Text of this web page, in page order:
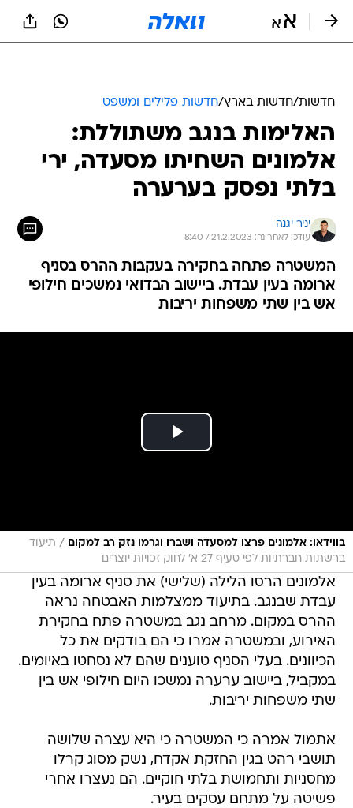
חדשות/חדשות בארץ/חדשות פלילים ומשפט
האלימות בנגב משתוללת:
אלמונים השחיתו מסעדה, ירי
בלתי נפסק בערערה
יניר יגנה
עודכן לאחרונה: 21.2.2023 / 8:40
המשטרה פתחה בחקירה בעקבות ההרס בסניף
ארומה בעין עבדת. ביישוב הבדואי נמשכים חילופי
אש בין שתי משפחות יריבות
בווידאו: אלמונים פרצו למסעדה ושברו וגרמו נזק רב למקום / תיעוד
ברשתות חברתיות לפי סעיף 27 א' לחוק זכויות יוצרים
אלמונים הרסו הלילה (שלישי) את סניף ארומה בעין
עבדת שבנגב. בתיעוד ממצלמות האבטחה נראה
ההרס במקום. מרחב נגב במשטרה פתח בחקירת
האירוע, ובמשטרה אמרו כי הם בודקים את כל
הכיוונים. בעלי הסניף טוענים שהם לא נסחטו באיומים.
במקביל, ביישוב ערערה נמשכו היום חילופי אש בין
שתי משפחות יריבות.
אתמול אמרה כי המשטרה כי היא עצרה שלושה
תושבי רהט בגין החזקת אקדח, נשק מסוג קרלו
מחסניות ותחמושת בלתי חוקיים. הם נעצרו אחרי
פשיטה על מתחם עסקים בעיר.